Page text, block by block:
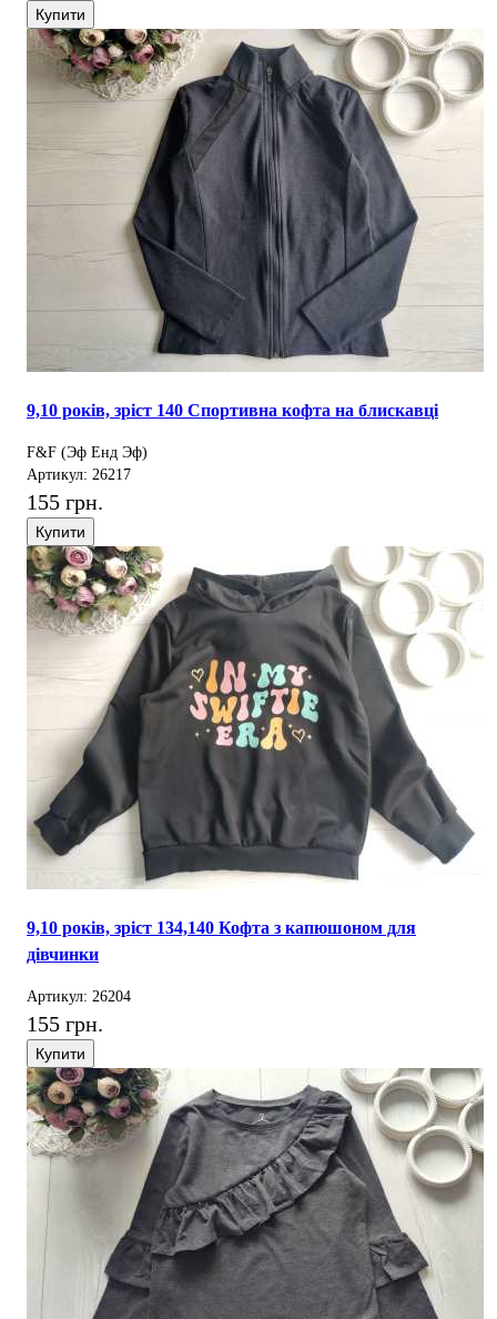
Купити
9,10 років, зріст 140 Спортивна кофта на блискавці
F&F (Эф Енд Эф)
Артикул: 26217
155 грн.
Купити
9,10 років, зріст 134,140 Кофта з капюшоном для
дівчинки
Артикул: 26204
155 грн.
Купити